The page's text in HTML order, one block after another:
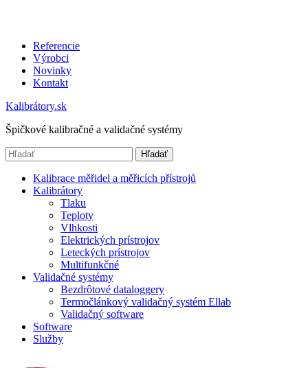
Referencie
Výrobci
Novinky
Kontakt
Kalibrátory.sk
Špičkové kalibračné a validačné systémy
Hľadať
Kalibrace měřidel a měřicích přístrojů
Kalibrátory
Tlaku
Teploty
Vlhkosti
Elektrických prístrojov
Leteckých prístrojov
Multifunkčné
Validačné systémy
Bezdrôtové dataloggery
Termočlánkový validačný systém Ellab
Validačný software
Software
Služby